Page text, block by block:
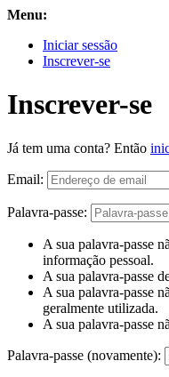
Menu:
Iniciar sessão
Inscrever-se
Inscrever-se
Já tem uma conta? Então
Email:
Palavra-passe:
A sua palavra-passe
informação pessoal.
A sua palavra-passe
A sua palavra-passe
geralmente utilizada.
A sua palavra-passe
Palavra-passe (novamente):